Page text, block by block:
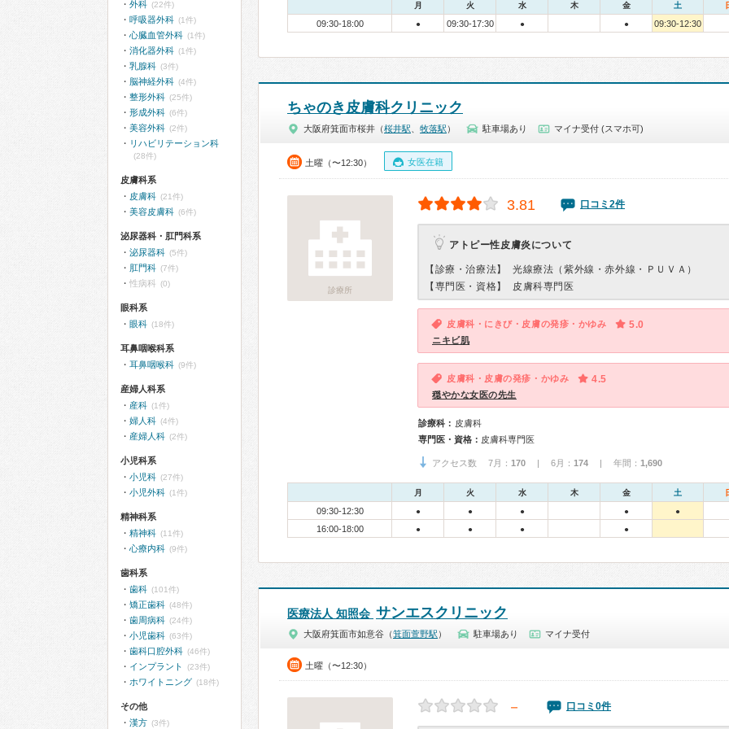
月 火 水 木 金 土
09:30-18:00 ● 09:30-17:30 ● ● 09:30-12:30
ちゃのき皮膚科クリニック
大阪府箕面市桜井（桜井駅 牧落駅 ） 駐車場あり マイナ受付 (スマホ可)
土曜（〜12:30） 女医在籍
診療所
3.81 口コミ2件
アトピー性皮膚炎について
【診療・治療法】
光線療法（紫外線・赤外線・ＰＵＶＡ）
【専門医・資格】
皮膚科専門医
皮膚科・にきび・皮膚の発疹・かゆみ 5.0
ニキビ肌
皮膚科・皮膚の発疹・かゆみ 4.5
穏やかな女医の先生
診療科： 皮膚科
専門医・資格： 皮膚科専門医
アクセス数 7月： 170 | 6月： 174 | 年間： 1,690
月 火 水 木 金 土
09:30-12:30 ● ● ● ● ●
16:00-18:00 ● ● ● ●
医療法人 知照会 サンエスクリニック
大阪府箕面市如意谷（箕面萱野駅 ） 駐車場あり マイナ受付
土曜（〜12:30）
－ 口コミ0件
外科 (22件)
呼吸器外科 (1件)
心臓血管外科 (1件)
消化器外科 (1件)
乳腺科 (3件)
脳神経外科 (4件)
整形外科 (25件)
形成外科 (6件)
美容外科 (2件)
リハビリテーション科
(28件)
皮膚科系
皮膚科 (21件)
美容皮膚科 (6件)
泌尿器科・肛門科系
泌尿器科 (5件)
肛門科 (7件)
性病科 (0)
眼科系
眼科 (18件)
耳鼻咽喉科系
耳鼻咽喉科 (9件)
産婦人科系
産科 (1件)
婦人科 (4件)
産婦人科 (2件)
小児科系
小児科 (27件)
小児外科 (1件)
精神科系
精神科 (11件)
心療内科 (9件)
歯科系
歯科 (101件)
矯正歯科 (48件)
歯周病科 (24件)
小児歯科 (63件)
歯科口腔外科 (46件)
インプラント (23件)
ホワイトニング (18件)
その他
漢方 (3件)